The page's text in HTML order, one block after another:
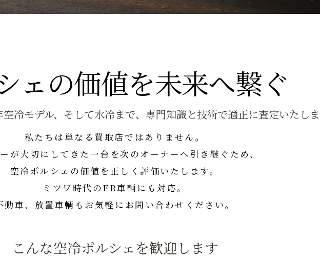
ェの価値を未来へ繋ぐ
冷モデル、そして水冷まで、専門知識と技術で適正に査定いたしま
私たちは単なる買取店ではありません。
が大切にしてきた一台を次のオーナーへ引き継ぐため、
空冷ポルシェの価値を正しく評価いたします。
ミツワ時代のFR車輌にも対応。
動車、放置車輌もお気軽にお問い合わせください。
こんな空冷ポルシェを歓迎します